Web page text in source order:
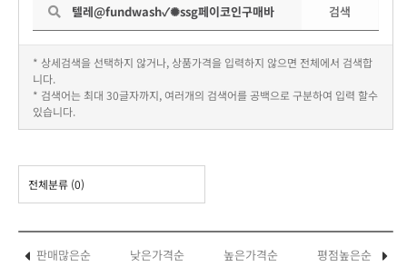
검색
* 상세검색을 선택하지 않거나, 상품가격을 입력하지 않으면 전체에서 검색합
니다.
* 검색어는 최대 30글자까지, 여러개의 검색어를 공백으로 구분하여 입력 할수
있습니다.
전체분류 (0)
판매많은순 낮은가격순 높은가격순 평점높은순